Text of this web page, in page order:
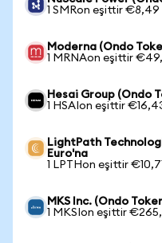
1 SMRon eşittir €8,49
Moderna (Ondo
1 MRNAon eşittir
Hesai Group (Ondo
1 HSAIon eşittir
LightPath
Euro'na
1 LPTHon eşittir €10,71
MKS Inc. (Ondo
1 MKSIon eşittir